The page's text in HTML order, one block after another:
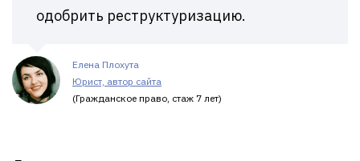
одобрить реструктуризацию.
Елена Плохута
Юрист, автор сайта
(Гражданское право, стаж 7 лет)